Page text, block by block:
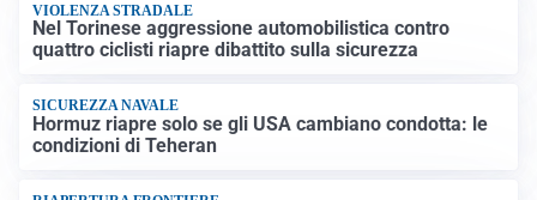
VIOLENZA STRADALE
Nel Torinese aggressione automobilistica contro
quattro ciclisti riapre dibattito sulla sicurezza
SICUREZZA NAVALE
Hormuz riapre solo se gli USA cambiano condotta: le
condizioni di Teheran